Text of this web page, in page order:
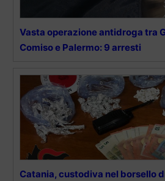
Vasta operazione antidroga tra
Comiso e Palermo: 9 arresti
Catania, custodiva nel borsello